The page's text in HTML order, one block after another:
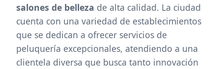
salones de belleza de alta calidad. La ciudad
cuenta con una variedad de establecimientos
que se dedican a ofrecer servicios de
peluquería excepcionales, atendiendo a una
clientela diversa que busca tanto innovación